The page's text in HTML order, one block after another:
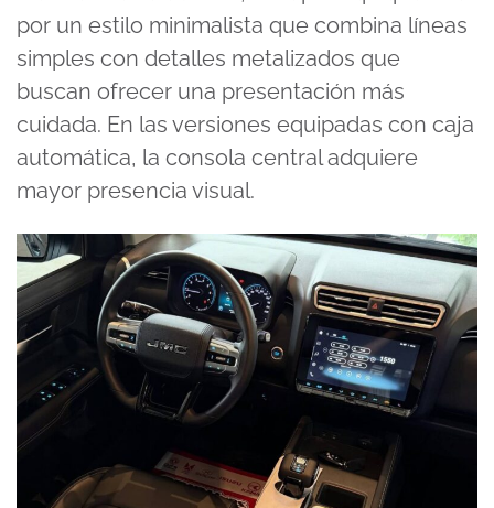
por un estilo minimalista que combina líneas
simples con detalles metalizados que
buscan ofrecer una presentación más
cuidada. En las versiones equipadas con caja
automática, la consola central adquiere
mayor presencia visual.